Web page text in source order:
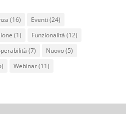
(16) Eventi (24)
(1) Funzionalità (12)
(7) Nuovo(5)
Webinar(11)